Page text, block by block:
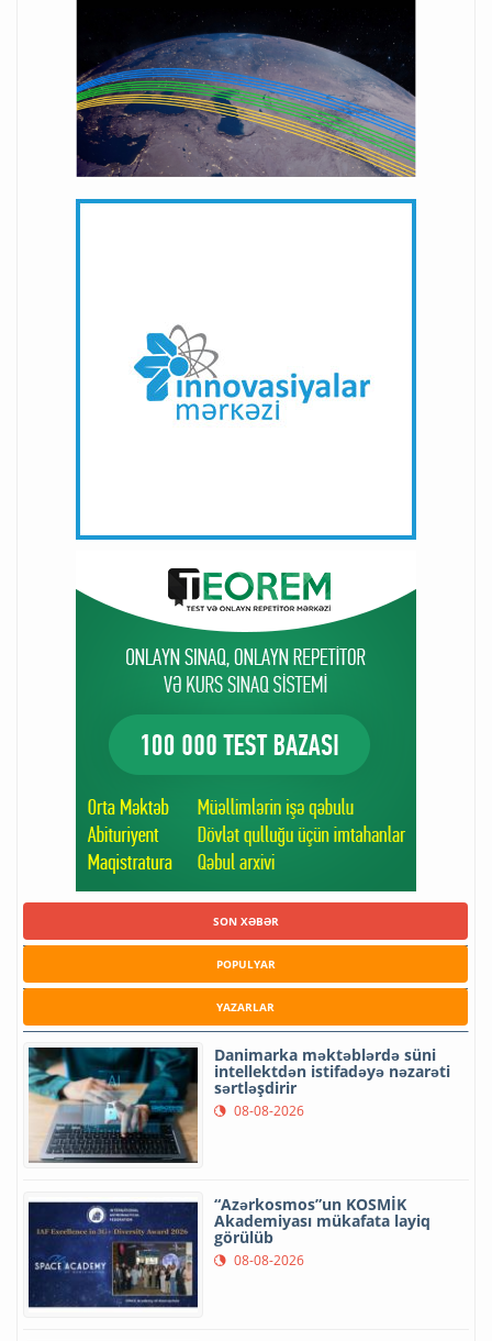
SON XƏBƏR
POPULYAR
YAZARLAR
Danimarka məktəblərdə süni
intellektdən istifadəyə nəzarəti
sərtləşdirir
08-08-2026
“Azərkosmos”un KOSMİK
Akademiyası mükafata layiq
görülüb
08-08-2026